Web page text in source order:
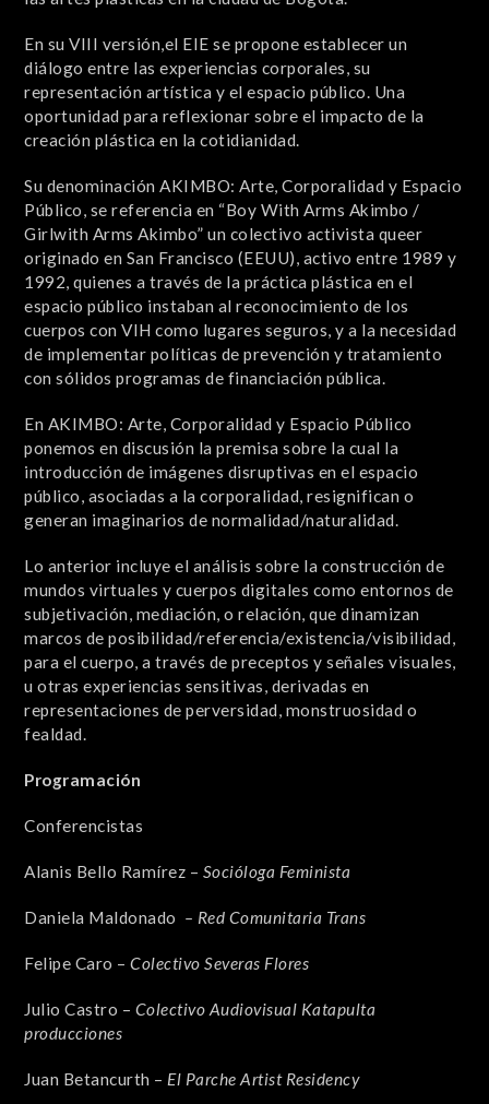
En su VIII versión,el EIE se propone establecer un
diálogo entre las experiencias corporales, su
representación artística y el espacio público. Una
oportunidad para reflexionar sobre el impacto de la
creación plástica en la cotidianidad.
Su denominación AKIMBO: Arte, Corporalidad y Espacio
Público, se referencia en “Boy With Arms Akimbo /
Girlwith Arms Akimbo” un colectivo activista queer
originado en San Francisco (EEUU), activo entre 1989 y
1992, quienes a través de la práctica plástica en el
espacio público instaban al reconocimiento de los
cuerpos con VIH como lugares seguros, y a la necesidad
de implementar políticas de prevención y tratamiento
con sólidos programas de financiación pública.
En AKIMBO: Arte, Corporalidad y Espacio Público
ponemos en discusión la premisa sobre la cual la
introducción de imágenes disruptivas en el espacio
público, asociadas a la corporalidad, resignifican o
generan imaginarios de normalidad/naturalidad.
Lo anterior incluye el análisis sobre la construcción de
mundos virtuales y cuerpos digitales como entornos de
subjetivación, mediación, o relación, que dinamizan
marcos de posibilidad/referencia/existencia/visibilidad,
para el cuerpo, a través de preceptos y señales visuales,
u otras experiencias sensitivas, derivadas en
representaciones de perversidad, monstruosidad o
fealdad.
Programación
Conferencistas
Alanis Bello Ramírez – Socióloga Feminista
Daniela Maldonado – Red Comunitaria Trans
Felipe Caro –Colectivo Severas Flores
Julio Castro – Colectivo Audiovisual Katapulta
producciones
Juan Betancurth – El Parche Artist Residency